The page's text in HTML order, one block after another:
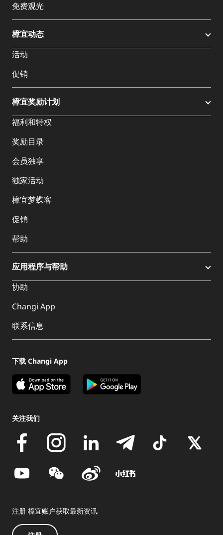
免费观光
樟宜动态
活动
促销
樟宜奖励计划
福利和特权
奖励目录
会员独享
独家活动
樟宜梦蝶客
促销
帮助
应用程序与帮助
协助
Changi App
联系信息
下载 Changi App
关注我们
注册 樟宜账户获取最新资讯